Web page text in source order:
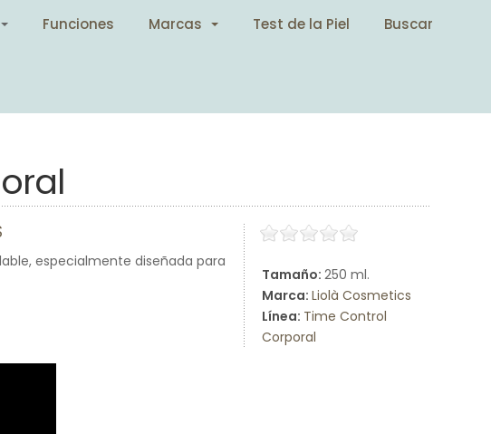
Funciones Marcas Test de la Piel
Buscar
Tamaño: 250 ml.
Marca: Liolà Cosmetics
Línea: Time Control
Corporal
especialmente diseñada para